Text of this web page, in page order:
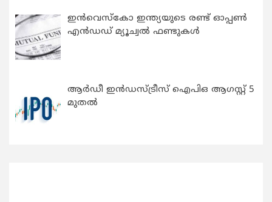
ഇന്‍വെസ്കോ ഇന്ത്യയുടെ രണ്ട് ഓപ്പണ്‍
എന്‍ഡഡ് മ്യൂച്വല്‍ ഫണ്ടുകള്‍
ആർഡീ ഇൻഡസ്ട്രീസ് ഐപിഒ ആഗസ്റ്റ് 5
മുതൽ